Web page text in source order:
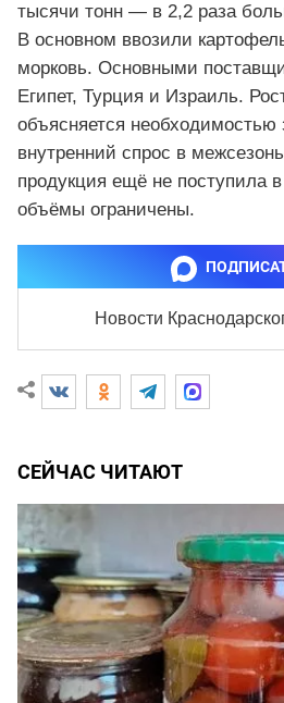
тысячи тонн — в 2,2 раза
В основном ввозили
морковь. Основными
Египет, Турция и Израиль.
объясняется необходимостью
внутренний спрос в
продукция ещё не поступила
объёмы ограничены.
Новости
СЕЙЧАС ЧИТАЮТ